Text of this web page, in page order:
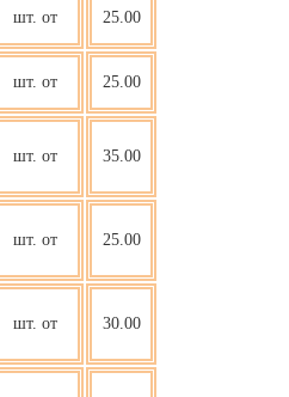
шт. от 25.00
шт. от 25.00
шт. от 35.00
шт. от 25.00
шт. от 30.00